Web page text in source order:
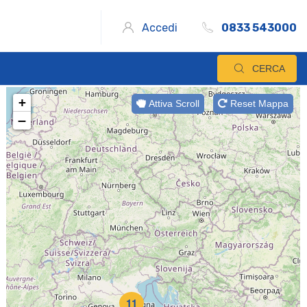
Accedi 0833 543000
CERCA
Attiva Scroll Reset Mappa
11
+
−